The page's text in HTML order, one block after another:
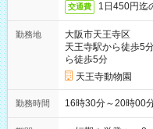
交通費 1日450円迄
勤務地
大阪市天王寺区
天王寺駅から徒歩5
ら徒歩5分
天王寺動物園
勤務時間 16時30分～20時00